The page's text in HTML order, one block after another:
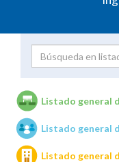
Unidades de
Listado general
Listado general
Listado general